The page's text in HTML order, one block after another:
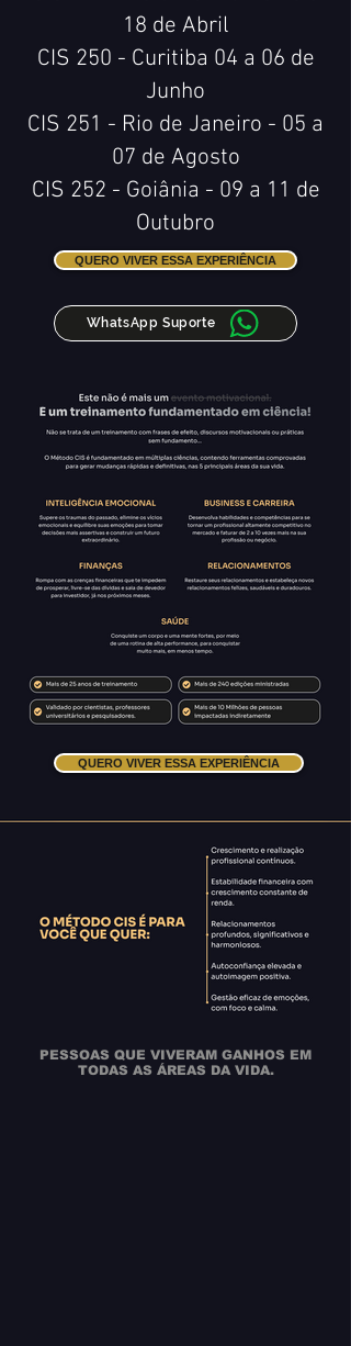
18 de Abril
CIS 250 - Curitiba 04 a 06 de
Junho
CIS 251 - Rio de Janeiro - 05 a
07 de Agosto
CIS 252 - Goiânia - 09 a 11 de
Outubro
QUERO VIVER ESSA EXPERIÊNCIA
WhatsApp Suporte
QUERO VIVER ESSA EXPERIÊNCIA
PESSOAS QUE VIVERAM GANHOS EM
TODAS AS ÁREAS DA VIDA.